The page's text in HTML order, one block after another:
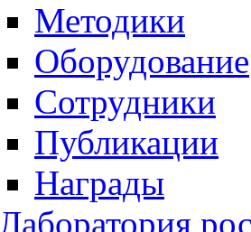
Методики
Оборудование
Сотрудники
Публикации
Награды